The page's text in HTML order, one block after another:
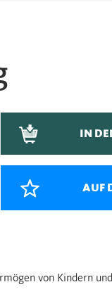
IN
AUF
von Kindern